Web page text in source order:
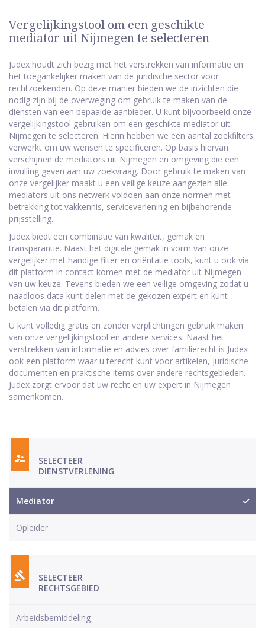
Vergelijkingstool om een geschikte
mediator uit Nijmegen te selecteren
Judex houdt zich bezig met het verstrekken van informatie en
het toegankelijker maken van de juridische sector voor
rechtzoekenden. Op deze manier bieden we de inzichten die
nodig zijn bij de overweging om gebruik te maken van de
diensten van een bepaalde aanbieder. U kunt bijvoorbeeld onze
vergelijkingstool gebruiken om een geschikte mediator uit
Nijmegen te selecteren. Hierin hebben we een aantal zoekfilters
verwerkt om uw wensen te specificeren. Op basis hiervan
verschijnen de mediators uit Nijmegen en omgeving die een
invulling geven aan uw zoekvraag. Door gebruik te maken van
onze vergelijker maakt u een veilige keuze aangezien alle
mediators uit ons netwerk voldoen aan onze normen met
betrekking tot vakkennis, serviceverlening en bijbehorende
prijsstelling.
Judex biedt een combinatie van kwaliteit, gemak en
transparantie. Naast het digitale gemak in vorm van onze
vergelijker met handige filter en oriëntatie tools, kunt u ook via
dit platform in contact komen met de mediator uit Nijmegen
van uw keuze. Tevens bieden we een veilige omgeving zodat u
naadloos data kunt delen met de gekozen expert en kunt
betalen via dit platform.
U kunt volledig gratis en zonder verplichtingen gebruik maken
van onze vergelijkingstool en andere services. Naast het
verstrekken van informatie en advies over familierecht is Judex
ook een platform waar u terecht kunt voor artikelen, juridische
documenten en praktische items over andere rechtsgebieden.
Judex zorgt ervoor dat uw recht en uw expert in Nijmegen
samenkomen.
SELECTEER
DIENSTVERLENING
Mediator
Opleider
SELECTEER
RECHTSGEBIED
Arbeidsbemiddeling